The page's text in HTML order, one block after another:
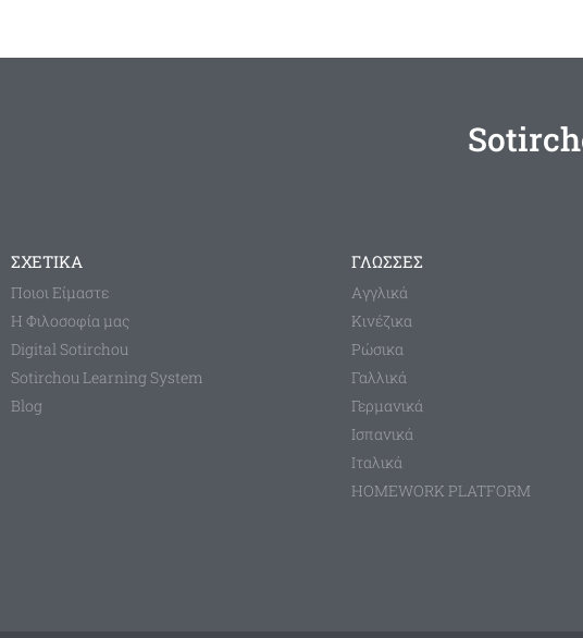
ΣΧΕΤΙΚΑ
Ποιοι Είμαστε
Η Φιλοσοφία μας
Digital Sotirchou
Sotirchou Learning System
Blog
ΓΛΩΣΣΕΣ
Aγγλικά
Κινέζικα
Ρώσικα
Γαλλικά
Γερμανικά
Ισπανικά
Ιταλικά
HOMEWORK PLATFORM